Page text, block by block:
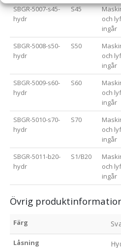
SBGR-5007-s45-
hydr
S45
och
ingår
SBGR-5008-s50-
hydr
S50
och
ingår
SBGR-5009-s60-
hydr
S60
och
ingår
SBGR-5010-s70-
hydr
S70
och
ingår
SBGR-5011-b20-
hydr
S1/B20
och
ingår
Övrig
Färg
Låsning